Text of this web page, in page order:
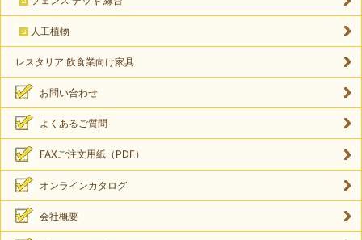
人工植物
レスタリア 飲食業向け家具
お問い合わせ
よくあるご質問
FAXご注文用紙（PDF）
オンラインカタログ
会社概要